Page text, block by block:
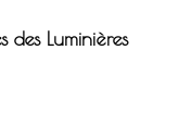
des Luminières